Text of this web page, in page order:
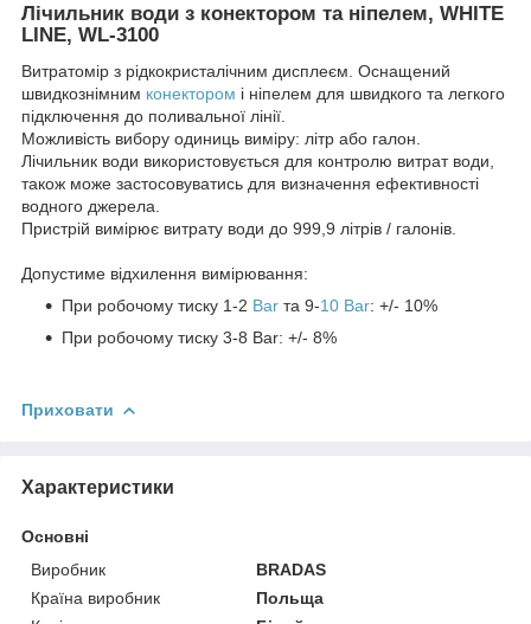
Лічильник води з конектором та ніпелем, WHITE
LINE, WL-3100
Витратомір з рідкокристалічним дисплеєм. Оснащений
швидкознімним конектором і ніпелем для швидкого та легкого
підключення до поливальної лінії.
Можливість вибору одиниць виміру: літр або галон.
Лічильник води використовується для контролю витрат води,
також може застосовуватись для визначення ефективності
водного джерела.
Пристрій вимірює витрату води до 999,9 літрів / галонів.
Допустиме відхилення вимірювання:
При робочому тиску 1-2 Bar та 9-10 Bar: +/- 10%
При робочому тиску 3-8 Bar: +/- 8%
Приховати
Характеристики
Основні
Виробник
BRADAS
Країна виробник
Польща